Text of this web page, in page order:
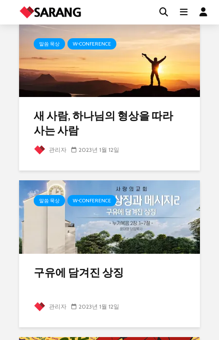
Category - 말씀 묵상
말씀 묵상 W-CONFERENCE
새 사람, 하나님의 형상을 따라
사는 사람
관리자 2023년 1월 12일
말씀 묵상 W-CONFERENCE
구유에 담겨진 상징
관리자 2023년 1월 12일